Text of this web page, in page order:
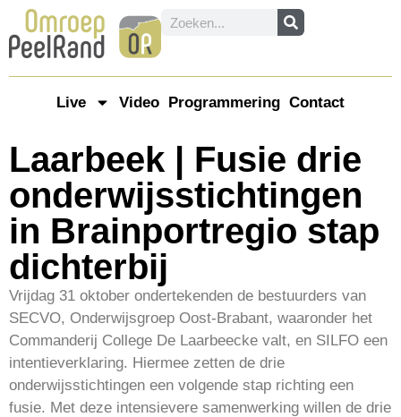
Live Video Programmering Contact
Laarbeek | Fusie drie
onderwijsstichtingen
in Brainportregio stap
dichterbij
Vrijdag 31 oktober ondertekenden de bestuurders van
SECVO, Onderwijsgroep Oost-Brabant, waaronder het
Commanderij College De Laarbeecke valt, en SILFO een
intentieverklaring. Hiermee zetten de drie
onderwijsstichtingen een volgende stap richting een
fusie. Met deze intensievere samenwerking willen de drie